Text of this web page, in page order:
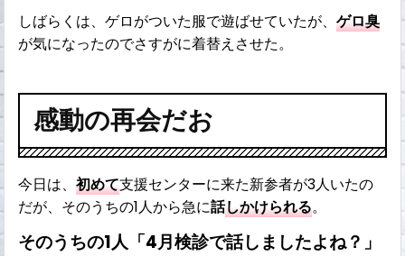
しばらくは、ゲロがついた服で遊ばせていたが、ゲロ臭
が気になったのでさすがに着替えさせた。
感動の再会だお
今日は、初めて支援センターに来た新参者が3人いたの
だが、そのうちの1人から急に話しかけられる。
そのうちの1人「4月検診で話しましたよね？」